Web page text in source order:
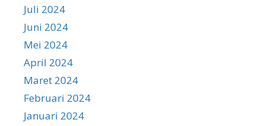
Juli 2024
Juni 2024
Mei 2024
April 2024
Maret 2024
Februari 2024
Januari 2024